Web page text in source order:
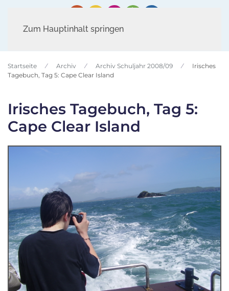
Zum Hauptinhalt springen
Startseite Archiv Archiv Schuljahr 2008/09
Irisches
Tagebuch, Tag 5: Cape Clear Island
Irisches Tagebuch, Tag 5:
Cape Clear Island